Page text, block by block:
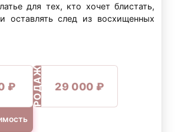
для тех, кто хочет блистать,
оставлять след из восхищенных
₽ ПРОДАЖА 29 000 ₽